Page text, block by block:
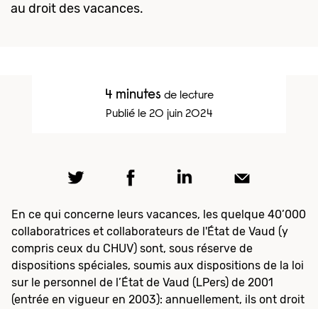
au droit des vacances.
4 minutes de lecture
Publié le 20 juin 2024
En ce qui concerne leurs vacances, les quelque 40’000
collaboratrices et collaborateurs de l'État de Vaud (y
compris ceux du CHUV) sont, sous réserve de
dispositions spéciales, soumis aux dispositions de la loi
sur le personnel de l’État de Vaud (LPers) de 2001
(entrée en vigueur en 2003): annuellement, ils ont droit